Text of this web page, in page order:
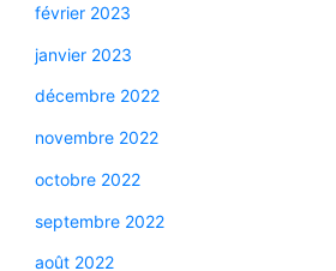
février 2023
janvier 2023
décembre 2022
novembre 2022
octobre 2022
septembre 2022
août 2022